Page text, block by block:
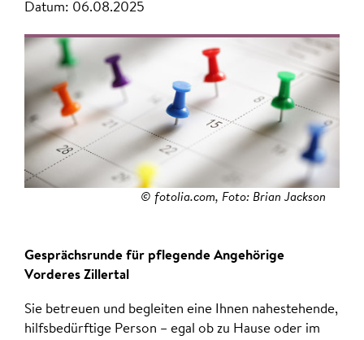
Datum: 06.08.2025
© fotolia.com, Foto: Brian Jackson
Gesprächsrunde für pflegende Angehörige
Vorderes Zillertal
Sie betreuen und begleiten eine Ihnen nahestehende,
hilfsbedürftige Person – egal ob zu Hause oder im